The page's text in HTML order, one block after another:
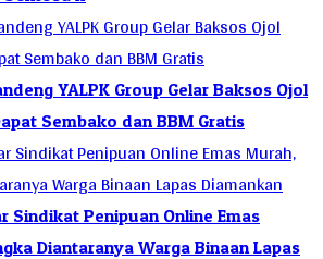
YALPK Group Gelar Baksos Ojol
Sembako dan BBM Gratis
Sindikat Penipuan Online Emas
Diantaranya Warga Binaan Lapas